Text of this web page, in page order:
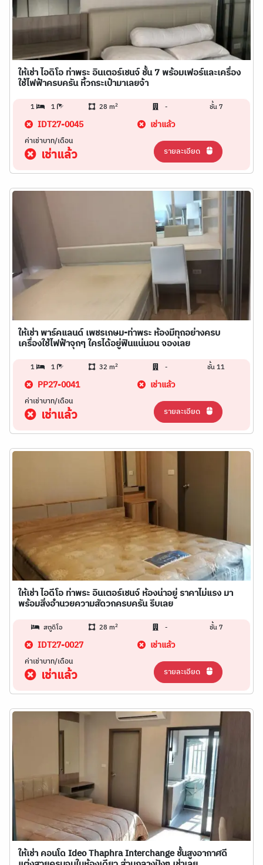
ให้เช่า ไอดิโอ ท่าพระ อินเตอร์เชนจ์ ชั้น 7 พร้อมเฟอร์และเครื่อง
ใช้ไฟฟ้าครบครัน หิ้วกระเป๋ามาเลยจ้า
1 1 28 m2 - ชั้น 7
IDT27-0045 เช่าแล้ว
ค่าเช่าบาท/เดือน
เช่าแล้ว รายละเอียด
ให้เช่า พาร์คแลนด์ เพชรเกษม-ท่าพระ ห้องมีทุกอย่างครบ
เครื่องใช้ไฟฟ้าจุกๆ ใครได้อยู่ฟินแน่นอน จองเลย
1 1 32 m2 - ชั้น 11
PP27-0041 เช่าแล้ว
ค่าเช่าบาท/เดือน
เช่าแล้ว รายละเอียด
ให้เช่า ไอดีโอ ท่าพระ อินเตอร์เชนจ์ ห้องน่าอยู่ ราคาไม่แรง มา
พร้อมสิ่งอำนวยความสัดวกครบครัน รีบเลย
สตูดิโอ 28 m2 - ชั้น 7
IDT27-0027 เช่าแล้ว
ค่าเช่าบาท/เดือน
เช่าแล้ว รายละเอียด
ให้เช่า คอนโด Ideo Thaphra Interchange ชั้นสูงอากาศดี